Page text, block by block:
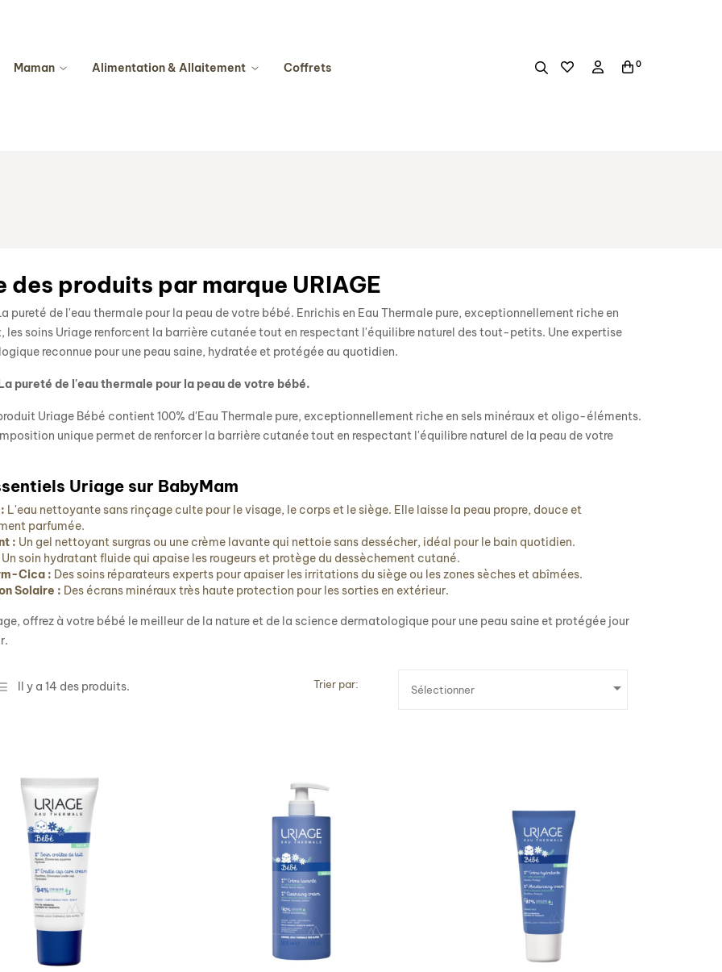
Maman Alimentation & Allaitement Coffrets 0
des produits par marque URIAGE
pureté de l'eau thermale pour la peau de votre bébé. Enrichis en Eau Thermale pure, exceptionnellement riche en
les soins Uriage renforcent la barrière cutanée tout en respectant l'équilibre naturel des tout-petits. Une expertise
reconnue pour une peau saine, hydratée et protégée au quotidien.
pureté de l'eau thermale pour la peau de votre bébé.
Uriage Bébé contient 100% d'Eau Thermale pure, exceptionnellement riche en sels minéraux et oligo-éléments.
unique permet de renforcer la barrière cutanée tout en respectant l'équilibre naturel de la peau de votre
Uriage sur BabyMam
L'eau nettoyante sans rinçage culte pour le visage, le corps et le siège. Elle laisse la peau propre, douce et
parfumée.
: Un gel nettoyant surgras ou une crème lavante qui nettoie sans dessécher, idéal pour le bain quotidien.
Un soin hydratant fluide qui apaise les rougeurs et protège du dessèchement cutané.
Cica : Des soins réparateurs experts pour apaiser les irritations du siège ou les zones sèches et abîmées.
Solaire : Des écrans minéraux très haute protection pour les sorties en extérieur.
offrez à votre bébé le meilleur de la nature et de la science dermatologique pour une peau saine et protégée jour
Il y a 14 des produits. Trier par: Sélectionner 